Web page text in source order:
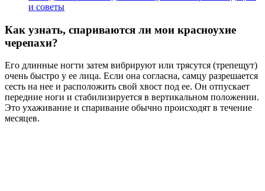
и советы
Как узнать, спариваются ли мои красноухие
черепахи?
Его длинные ногти затем вибрируют или трясутся (трепещут)
очень быстро у ее лица. Если она согласна, самцу разрешается
сесть на нее и расположить свой хвост под ее. Он отпускает
передние ноги и стабилизируется в вертикальном положении.
Это ухаживание и спаривание обычно происходят в течение
месяцев.